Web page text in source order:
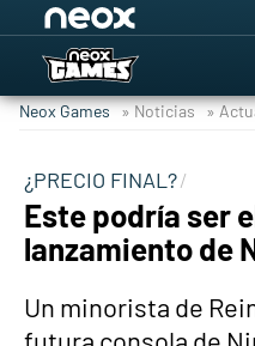
Neox Games » Noticias »
¿PRECIO FINAL?
Este podría ser
lanzamiento de
Un minorista de